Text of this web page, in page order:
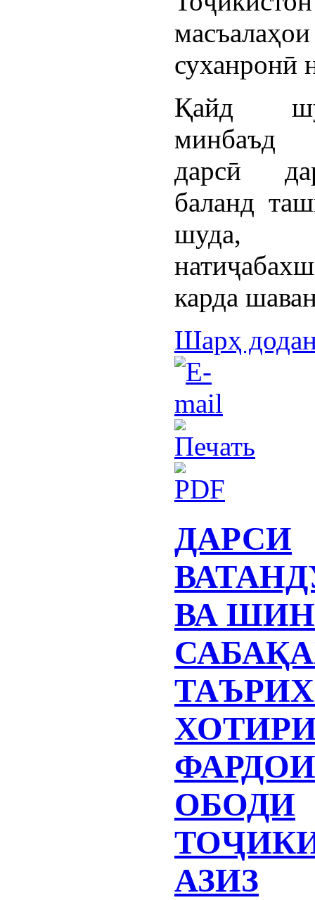
суханронӣ
Қайд
минбаъд
дарсӣ
баланд
шуда,
карда
Шарҳ
ДАРСИ
ВА
ФАРДОИ
ОБОДИ
АЗИЗ